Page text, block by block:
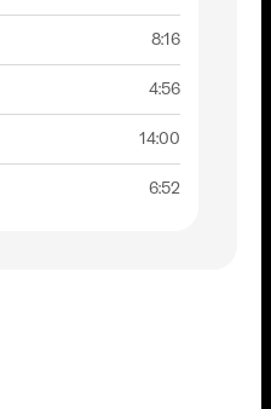
8:16
4:56
14:00
6:52